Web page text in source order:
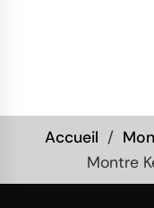
Accueil
Montre